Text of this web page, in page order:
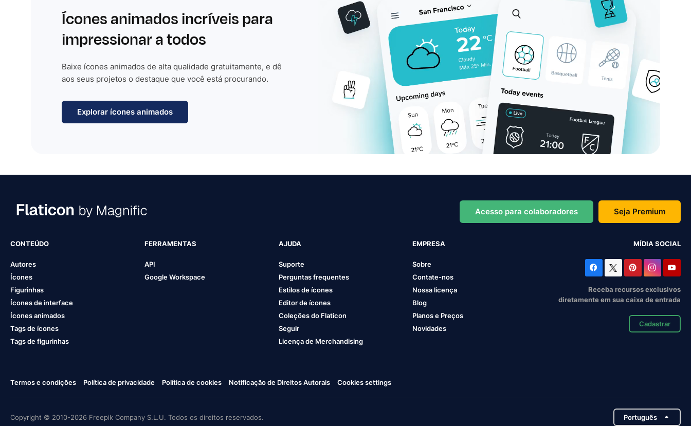
Ícones animados incríveis para
impressionar a todos
Baixe ícones animados de alta qualidade gratuitamente, e dê
aos seus projetos o destaque que você está procurando.
Explorar ícones animados
Acesso para colaboradores Seja Premium
CONTEÚDO
Autores
Ícones
Figurinhas
Ícones de interface
Ícones animados
Tags de ícones
Tags de figurinhas
FERRAMENTAS
API
Google Workspace
AJUDA
Suporte
Perguntas frequentes
Estilos de ícones
Editor de ícones
Coleções do Flaticon
Seguir
Licença de Merchandising
EMPRESA
Sobre
Contate-nos
Nossa licença
Blog
Planos e Preços
Novidades
MÍDIA SOCIAL
Receba recursos exclusivos
diretamente em sua caixa de entrada
Cadastrar
Termos e condições Política de privacidade Política de cookies Notificação de Direitos Autorais Cookies settings
Copyright © 2010-2026 Freepik Company S.L.U. Todos os direitos reservados. Português